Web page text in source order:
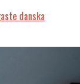
danska